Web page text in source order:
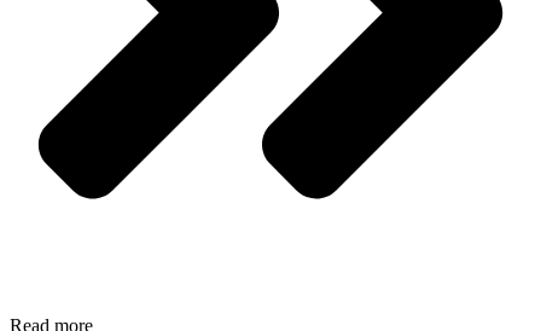
Read more